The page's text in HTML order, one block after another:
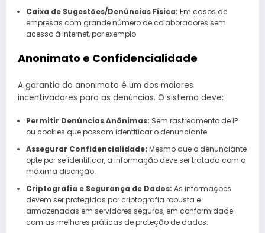
Caixa de Sugestões/Denúncias Física: Em casos de
empresas com grande número de colaboradores sem
acesso à internet, por exemplo.
Anonimato e Confidencialidade
A garantia do anonimato é um dos maiores
incentivadores para as denúncias. O sistema deve:
Permitir Denúncias Anônimas: Sem rastreamento de IP
ou cookies que possam identificar o denunciante.
Assegurar Confidencialidade: Mesmo que o denunciante
opte por se identificar, a informação deve ser tratada com a
máxima discrição.
Criptografia e Segurança de Dados: As informações
devem ser protegidas por criptografia robusta e
armazenadas em servidores seguros, em conformidade
com as melhores práticas de proteção de dados.